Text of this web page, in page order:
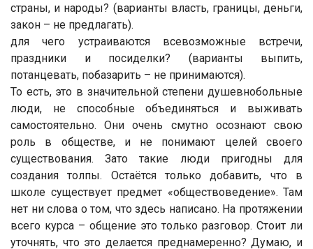
страны, и народы? (варианты власть, границы, деньги,
закон – не предлагать).
для чего устраиваются всевозможные встречи,
праздники и посиделки? (варианты выпить,
потанцевать, побазарить – не принимаются).
То есть, это в значительной степени душевнобольные
люди, не способные объединяться и выживать
самостоятельно. Они очень смутно осознают свою
роль в обществе, и не понимают целей своего
существования. Зато такие люди пригодны для
создания толпы. Остаётся только добавить, что в
школе существует предмет «обществоведение». Там
нет ни слова о том, что здесь написано. На протяжении
всего курса – общение это только разговор. Стоит ли
уточнять, что это делается преднамеренно? Думаю, и